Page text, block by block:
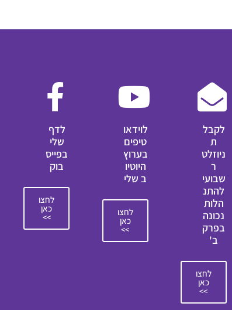
לקבל
ת
ניוזלט
ר
שבועי
להתנ
הלות
נכונה
בפרק
ב'
לחצו
כאן
>>
לוידאו
טיפים
בערוץ
היוטיו
ב שלי
לחצו
כאן
>>
לדף
שלי
בפייס
בוק
לחצו
כאן
>>